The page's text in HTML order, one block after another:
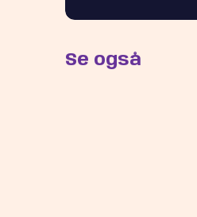
Se også